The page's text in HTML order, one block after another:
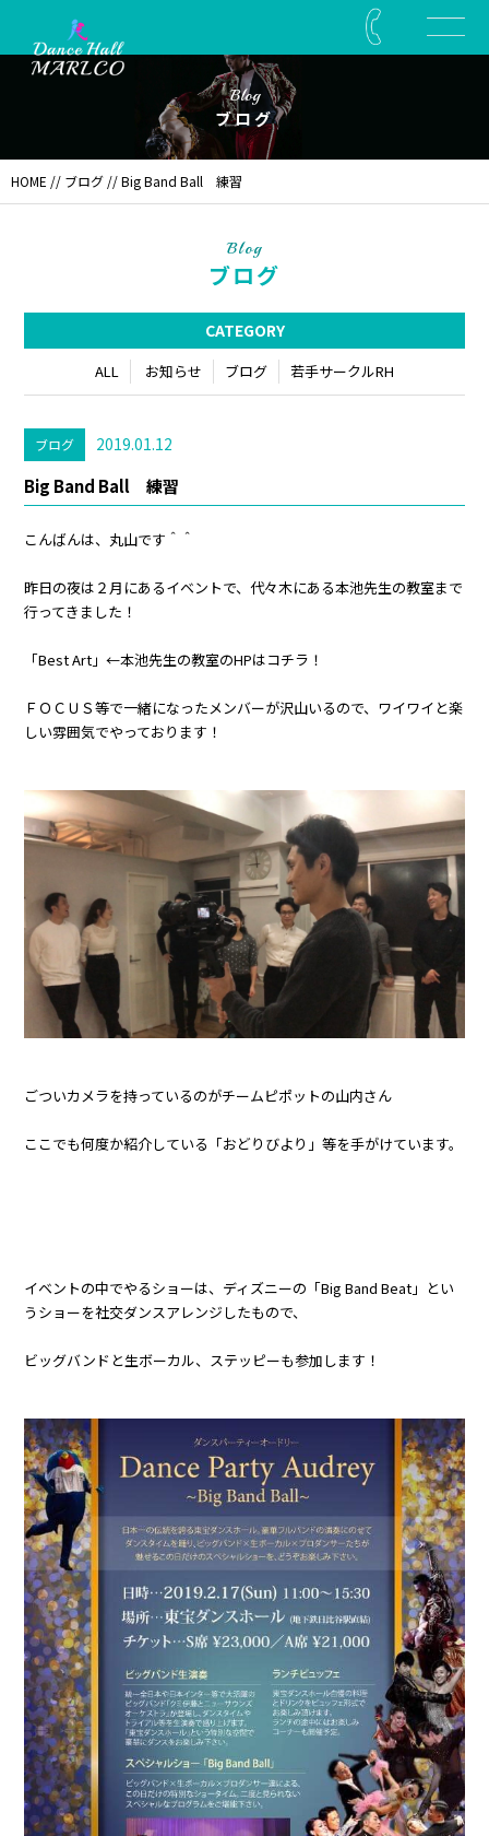
Blog
ブログ
HOME // ブログ // Big Band Ball 練習
Blog
ブログ
CATEGORY
ALL お知らせ ブログ 若手サークルRH
ブログ 2019.01.12
Big Band Ball 練習
こんばんは、丸山です＾＾
昨日の夜は２月にあるイベントで、代々木にある本池先生の教室まで
行ってきました！
「Best Art」←本池先生の教室のHPはコチラ！
ＦＯＣＵＳ等で一緒になったメンバーが沢山いるので、ワイワイと楽
しい雰囲気でやっております！
ごついカメラを持っているのがチームピポットの山内さん
ここでも何度か紹介している「おどりびより」等を手がけています。
イベントの中でやるショーは、ディズニーの「Big Band Beat」とい
うショーを社交ダンスアレンジしたもので、
ビッグバンドと生ボーカル、ステッピーも参加します！